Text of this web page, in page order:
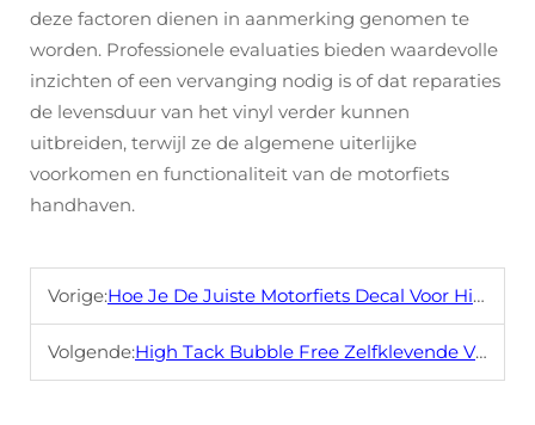
deze factoren dienen in aanmerking genomen te
worden. Professionele evaluaties bieden waardevolle
inzichten of een vervanging nodig is of dat reparaties
de levensduur van het vinyl verder kunnen
uitbreiden, terwijl ze de algemene uiterlijke
voorkomen en functionaliteit van de motorfiets
handhaven.
Vorige:Hoe Je De Juiste Motorfiets Decal Voor High Tack Zelfklevende Vinyl Selecteert
Volgende:High Tack Bubble Free Zelfklevende Vinyl: Een Flexibele Oplossing voor Motocross Motorfietsen